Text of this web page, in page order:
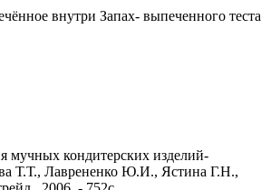
внутри Запах- выпеченного теста
мучных кондитерских изделий-
Т.Т., Лаврененко Ю.И., Ястина Г.Н.,